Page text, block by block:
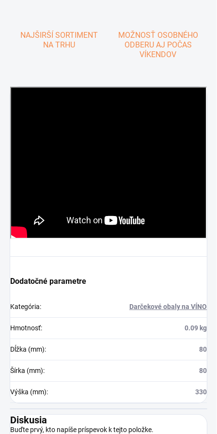
NAJŠIRŠÍ SORTIMENT
NA TRHU
MOŽNOSŤ OSOBNÉHO
ODBERU AJ POČAS
VÍKENDOV
Dodatočné parametre
Kategória: Darčekové obaly na VÍNO
Hmotnosť: 0.09 kg
Dĺžka (mm): 80
Šírka (mm): 80
Výška (mm): 330
Diskusia
Buďte prvý, kto napíše príspevok k tejto položke.